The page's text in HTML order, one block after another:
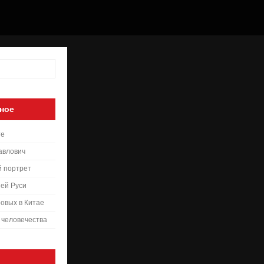
портрет
Руси
в Китае